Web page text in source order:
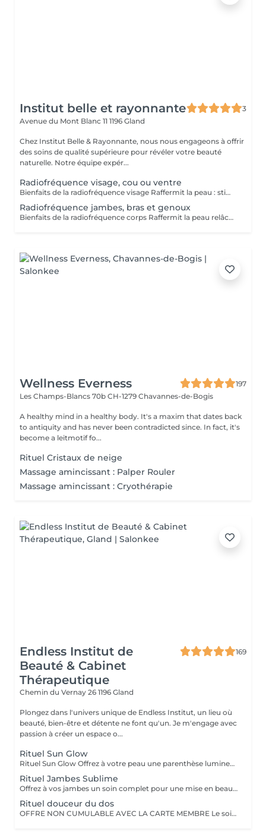
Institut belle et rayonnante
3
Avenue du Mont Blanc 11 1196 Gland
Chez Institut Belle & Rayonnante, nous nous engageons à offrir
des soins de qualité supérieure pour révéler votre beauté
naturelle. Notre équipe expér...
Radiofréquence visage, cou ou ventre
Bienfaits de la radiofréquence visage Raffermit la peau : stimule la production naturelle de collagène et d'élastine Effet lifting sans chirurgie : la peau paraît plus ferme et plus tonique Réduit les rides et ridules, surtout sur le front, le contour des yeux et la bouche Redessine l'ovale du visage Améliore la texture de la peau : peau plus lisse et plus douce Donne de l'éclat : teint plus lumineux et plus frais Active la circulation sanguine, ce qui aide la peau à mieux se régénérer Soin indolore et relaxant, avec une sensation de chaleur agréable Convient à tous les types de peau Résultats Résultats visibles dès la première séance Effet optimal après 4 à 6 séances Aucun temps d'arrêt : on reprend ses activités immédiatement
Radiofréquence jambes, bras et genoux
Bienfaits de la radiofréquence corps Raffermit la peau relâchée (bras, cuisses, intérieur des jambes et le ventre surtout après un accouchement) Lisse la peau et améliore l'aspect peau d'orange Réduit la cellulite (surtout cellulite molle) Améliore la tonicité des bras et des jambes Stimule le collagène, la peau devient plus ferme et plus élastique Active la circulation sanguine et lymphatique Aide à affiner la silhouette (légère réduction des volumes) Soin non invasif, sans douleur Sensation de chaleur agréable et relaxante Résultats Peau plus ferme dès les premières séances Résultats visibles après 4 à 8 séances Amélioration progressive et durable Aucun arrêt, reprise immédiate des activités
Wellness Everness
197
Les Champs-Blancs 70b CH-1279 Chavannes-de-Bogis
A healthy mind in a healthy body. It's a maxim that dates back
to antiquity and has never been contradicted since. In fact, it's
become a leitmotif fo...
Rituel Cristaux de neige
Massage amincissant : Palper Rouler
Massage amincissant : Cryothérapie
Endless Institut de
Beauté & Cabinet
Thérapeutique
169
Chemin du Vernay 26 1196 Gland
Plongez dans l'univers unique de Endless Institut, un lieu où
beauté, bien-être et détente ne font qu'un. Je m'engage avec
passion à créer un espace o...
Rituel Sun Glow
Rituel Sun Glow Offrez à votre peau une parenthèse lumineuse aux notes envoûtantes de fleur de tiaré et de vanille Ce soin débute par un gommage intense et efficace grâce à l'utilisation de gants exfoliants associés à une crème enrichie en acides de fruits, pour éliminer les cellules mortes, lisser le grain de peau et révéler tout son éclat. Il se prolonge par un massage profondément nourrissant à l'huile nacrée illuminatrice, qui sublime la peau d'un voile satiné et délicatement irisé, tout en la parfumant d'une douce senteur solaire et gourmande. Résultat : une peau douce, lumineuse et subtilement parfumée, comme après une escapade sous les tropiques Un véritable voyage sensoriel pour rayonner en toute saison
Rituel Jambes Sublime
Offrez à vos jambes un soin complet pour une mise en beauté parfaite et une sensation de légèreté absolue Ce rituel débute par un gommage exfoliant qui affine le grain de peau et révèle toute sa douceur. Il se poursuit par une épilation des jambes précise et soignée, pour un résultat net et durable. Le soin s'achève par un massage relaxant qui stimule la circulation, dénoue les tensions et procure une sensation immédiate de bien-être. Résultat : des jambes lisses, douces et visiblement sublimées, prêtes à être dévoilées Un indispensable pour se sentir légère, élégante et parfaitement mise en valeur
Rituel douceur du dos
OFFRE NON CUMULABLE AVEC LA CARTE MEMBRE Le soin cocooning pour votre dos. Accordez à votre dos l'attention qu'il mérite avec un soin complet de 45 min comprenant un gommage, un massage relaxant et un masque purifiant. Et parce que votre détente est essentielle, laissez-vous emporter par un massage du cuir chevelu pendant la pose du masque. Un véritable moment de lâcher-prise pour un dos sublimé et un esprit apaisé. Je prends toujours le temps, avant chaque soin, de connaître vos besoins afin d'effectuer le meilleur massage et soin du visage possible qui correspondra le mieux à vos attentes.